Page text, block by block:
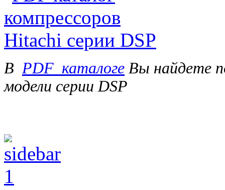
В PDF_каталоге Вы найдете
модели серии DSP